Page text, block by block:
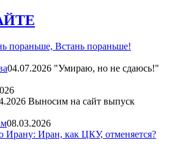
пораньше, Встань пораньше!
04.07.2026 "Умираю, но не сдаюсь!"
Выносим на сайт выпуск
08.03.2026
Иран, как ЦКУ, отменяется?